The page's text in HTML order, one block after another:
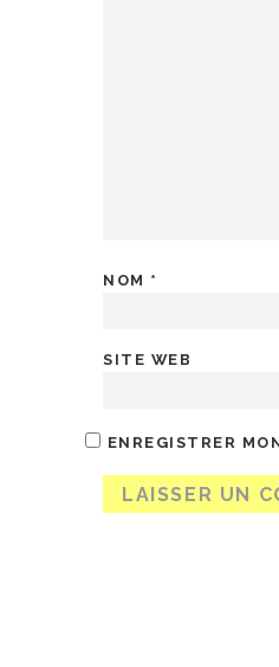
NOM *
SITE WEB
ENREGISTRER